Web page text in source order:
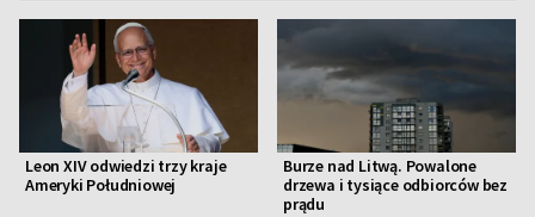
Leon XIV odwiedzi trzy kraje
Ameryki Południowej
Burze nad Litwą. Powalone
drzewa i tysiące odbiorców bez
prądu